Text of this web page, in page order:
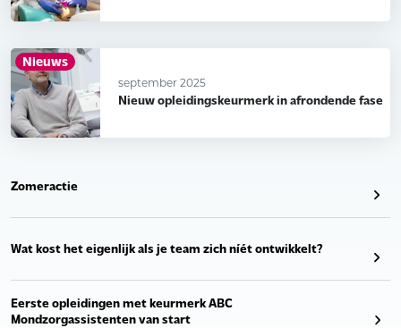
Nieuws
september 2025
Nieuw opleidingskeurmerk in afrondende fase
Zomeractie
Wat kost het eigenlijk als je team zich níét ontwikkelt?
Eerste opleidingen met keurmerk ABC
Mondzorgassistenten van start